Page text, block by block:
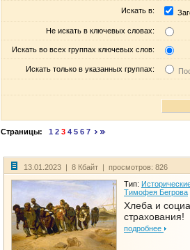
Искать в:
Не искать в ключевых словах:
Искать во всех группах ключевых слов:
Искать только в указанных группах:
Страницы: 1 2 3 4 5 6 7
13.01.2023 | 8 Кбайт | просмотров: 826
Тип:
Тимофея Бегрова
Хлеба и
страхования!
подробнее